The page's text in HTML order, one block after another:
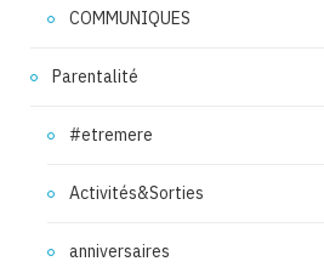
COMMUNIQUES
Parentalité
#etremere
Activités&Sorties
anniversaires